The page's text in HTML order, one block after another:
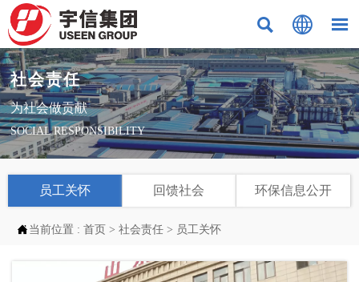
  
社会责任
为社会做贡献
SOCIAL RESPONSIBILITY
员工关怀 回馈社会 环保信息公开
 当前位置 : 首页 > 社会责任 > 员工关怀